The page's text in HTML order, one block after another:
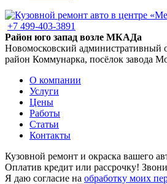
+7 499-403-3891
Район юго запад возле МКАДа
Новомосковский административный
район Коммунарка, посёлок завода
О компании
Услуги
Цены
Работы
Статьи
Контакты
Кузовной ремонт и окраска вашего
Оплатив кредит или рассрочку!
Я даю согласие на обработку моих